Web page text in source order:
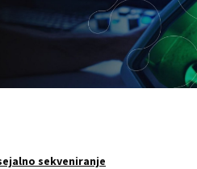
sekveniranje